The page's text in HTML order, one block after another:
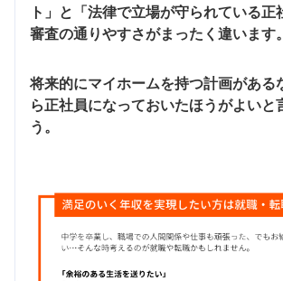
ト」と「法律で立場が守られている正
審査の通りやすさがまったく違います。
将来的にマイホームを持つ計画がある
ら正社員になっておいたほうがよいと
う。